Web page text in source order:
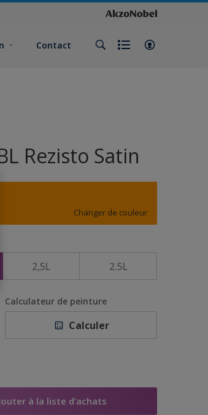
Contact
Rezisto Satin
Changer de couleur
2,5L 2.5L
Calculateur de peinture
Calculer
à la liste d’achats